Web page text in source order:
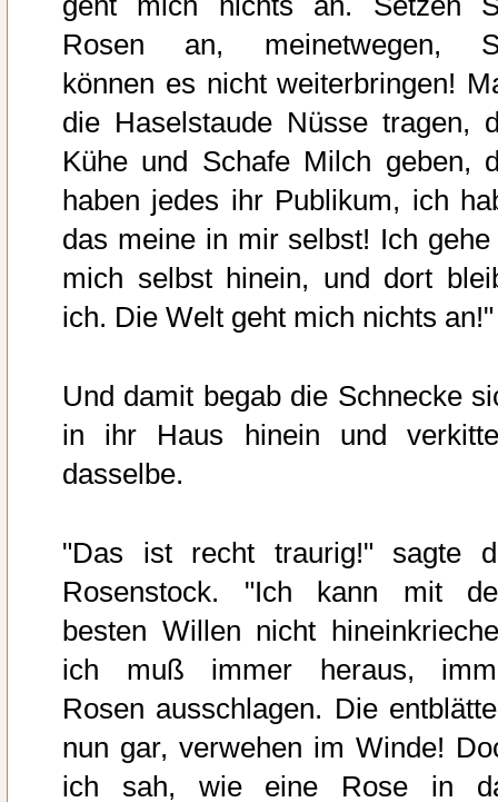
Rosen an, meinetwegen,
können es nicht weiterbringen!
die Haselstaude Nüsse tragen,
Kühe und Schafe Milch geben,
haben jedes ihr Publikum, ich
das meine in mir selbst! Ich gehe
mich selbst hinein, und dort
ich. Die Welt geht mich nichts an!"
Und damit begab die Schnecke
in ihr Haus hinein und
dasselbe.
"Das ist recht traurig!" sagte
Rosenstock. "Ich kann mit
besten Willen nicht
ich muß immer heraus,
Rosen ausschlagen. Die
nun gar, verwehen im Winde!
ich sah, wie eine Rose in